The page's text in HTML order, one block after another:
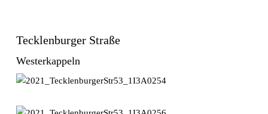
Tecklenburger Straße
Westerkappeln